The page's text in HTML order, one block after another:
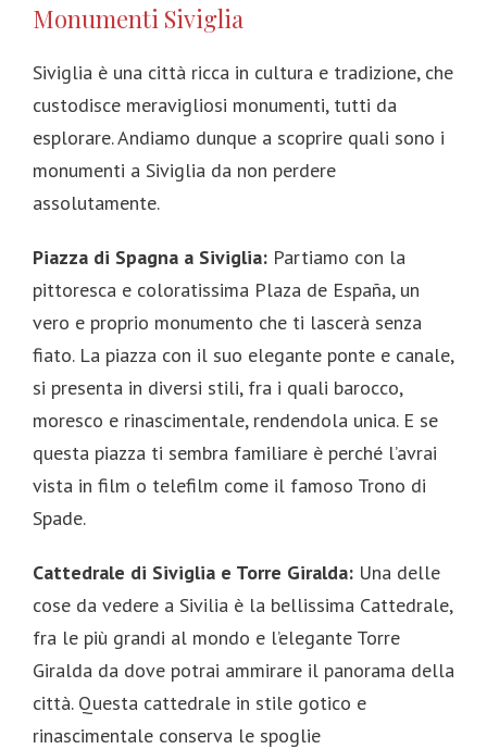
Monumenti Siviglia
Siviglia è una città ricca in cultura e tradizione, che
custodisce meravigliosi monumenti, tutti da
esplorare. Andiamo dunque a scoprire quali sono i
monumenti a Siviglia da non perdere
assolutamente.
Piazza di Spagna a Siviglia: Partiamo con la
pittoresca e coloratissima Plaza de España, un
vero e proprio monumento che ti lascerà senza
fiato. La piazza con il suo elegante ponte e canale,
si presenta in diversi stili, fra i quali barocco,
moresco e rinascimentale, rendendola unica. E se
questa piazza ti sembra familiare è perché l’avrai
vista in film o telefilm come il famoso Trono di
Spade.
Cattedrale di Siviglia e Torre Giralda: Una delle
cose da vedere a Sivilia è la bellissima Cattedrale,
fra le più grandi al mondo e l’elegante Torre
Giralda da dove potrai ammirare il panorama della
città. Questa cattedrale in stile gotico e
rinascimentale conserva le spoglie